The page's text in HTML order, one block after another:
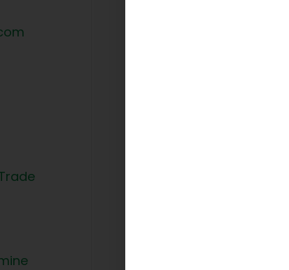
E-Commerce-
Anyline, Bertsch
Partnerlösungen
hinsichtlich